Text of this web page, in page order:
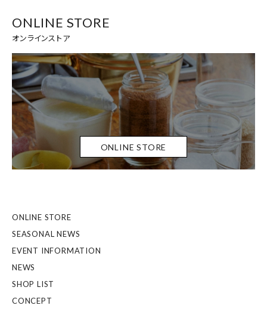
ONLINE STORE
オンラインストア
ONLINE STORE
ONLINE STORE
SEASONAL NEWS
EVENT INFORMATION
NEWS
SHOP LIST
CONCEPT